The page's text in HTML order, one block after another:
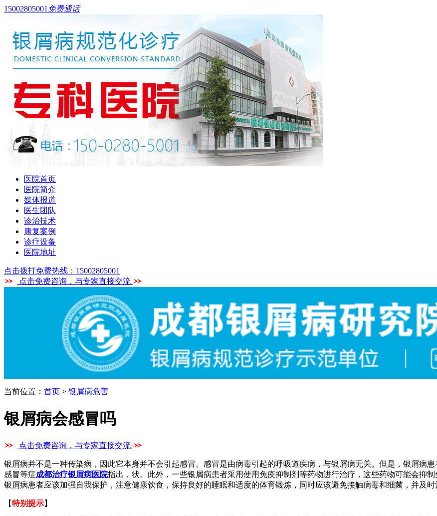
15002805001 免费通话
医院首页
医院简介
媒体报道
医生团队
诊治技术
康复案例
诊疗设备
医院地址
点击拨打免费热线：15002805001
点击免费咨询，与专家直接交流
当前位置： 首页 > 银屑病危害
银屑病会感冒吗
点击免费咨询，与专家直接交流
银屑病并不是一种传染病，因此它本身并不会引起感冒。感冒是由病毒引起的呼吸道疾病，与银屑病无关。但是，银屑病
感冒等症成都治疗银屑病医院指出，状。此外，一些银屑病患者采用使用免疫抑制剂等药物进行治疗，这些药物可能会抑
银屑病患者应该加强自我保护，注意健康饮食，保持良好的睡眠和适度的体育锻炼，同时应该避免接触病毒和细菌，并及时
【特别提示】